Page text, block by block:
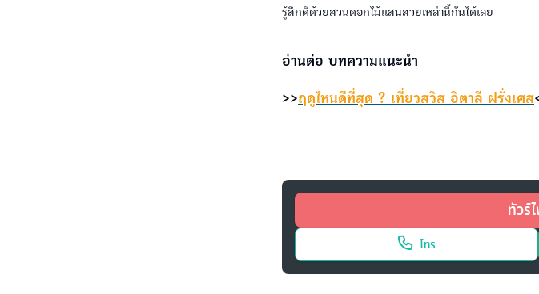
รู้สึกดีด้วยสวนดอกไม้แสนสวยเหล่านี้กันได้เลย
อ่านต่อ บทความแนะนำ
>>ฤดูไหนดีที่สุด ? เที่ยวสวิส อิตาลี ฝรั่งเศส
ทัวร์
โทร